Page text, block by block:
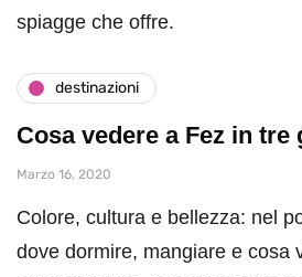
spiagge che offre.
destinazioni
Cosa vedere a Fez in tre
Marzo 16, 2020
Colore, cultura e bellezza: nel
dove dormire, mangiare e cosa